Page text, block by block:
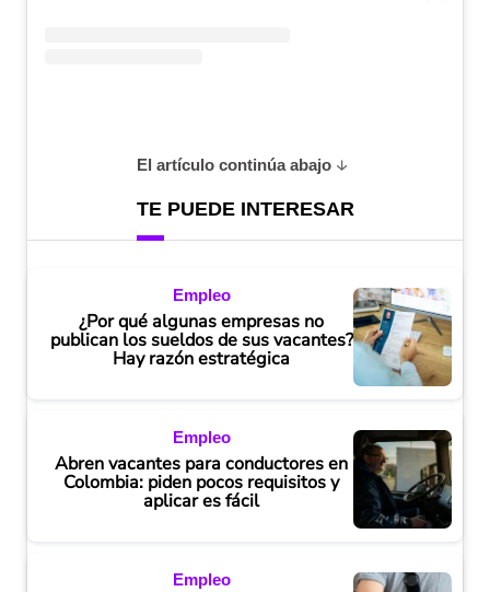
El artículo continúa abajo
TE PUEDE INTERESAR
Empleo
¿Por qué algunas empresas no
publican los sueldos de sus vacantes?
Hay razón estratégica
Empleo
Abren vacantes para conductores en
Colombia: piden pocos requisitos y
aplicar es fácil
Empleo